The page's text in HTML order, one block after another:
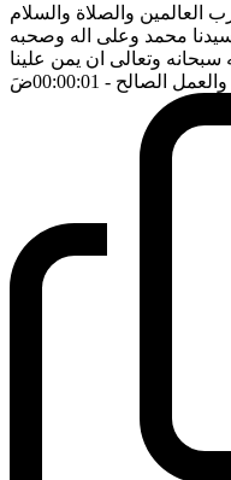
العالمين والصلاة والسلام
سيدنا محمد وعلى اله وصحبه
سبحانه وتعالى ان يمن علينا
والعمل الصالح - 00:00:01 ضَ